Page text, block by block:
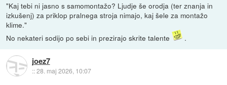
"Kaj tebi ni jasno s samomontažo? Ljudje še orodja (ter znanja in
izkušenj) za priklop pralnega stroja nimajo, kaj šele za montažo
klime."
No nekateri sodijo po sebi in prezirajo skrite talente
.
joez7
::28. maj 2026, 10:07